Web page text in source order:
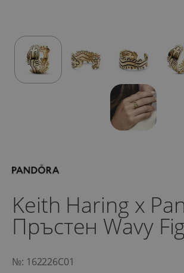
Keith Haring x
Пръстен Wavy
№: 162226C01